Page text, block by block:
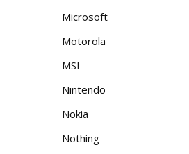
Microsoft
Motorola
MSI
Nintendo
Nokia
Nothing